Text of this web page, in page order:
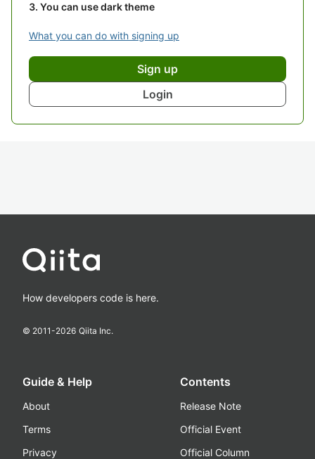
You can use dark theme
What you can do with signing up
Sign up
Login
How developers code is here.
© 2011-2026 Qiita Inc.
Guide & Help
About
Terms
Privacy
Contents
Release Note
Official Event
Official Column